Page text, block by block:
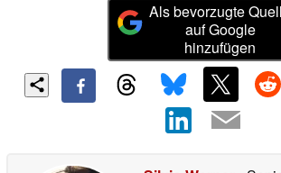
Als bevorzugte
auf Google
hinzufügen